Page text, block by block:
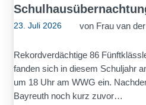
23. Juli 2026 von Frau van
Rekordverdächtige 86
fanden sich in diesem Schuljahr
um 18 Uhr am WWG ein.
Bayreuth noch kurz zuvor…